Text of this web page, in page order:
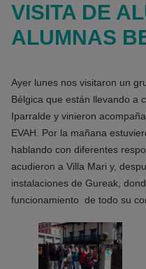
VISITA DE
ALUMNAS
Ayer lunes nos visitaron un
Bélgica que están llevando a
Iparralde y vinieron
EVAH. Por la mañana
hablando con diferentes
acudieron a Villa Mari y,
instalaciones de Gureak,
funcionamiento de todo su